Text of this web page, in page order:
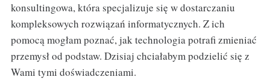
konsultingowa, która specjalizuje się w dostarczaniu
kompleksowych rozwiązań informatycznych. Z ich
pomocą mogłam poznać, jak technologia potrafi zmieniać
przemysł od podstaw. Dzisiaj chciałabym podzielić się z
Wami tymi doświadczeniami.